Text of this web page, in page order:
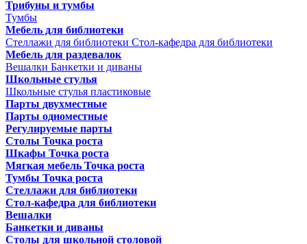
Трибуны и тумбы
Тумбы
Мебель для библиотеки
Стеллажи для библиотеки Стол-кафедра для библиотеки
Мебель для раздевалок
Вешалки Банкетки и диваны
Школьные стулья
Школьные стулья пластиковые
Парты двухместные
Парты одноместные
Регулируемые парты
Столы Точка роста
Шкафы Точка роста
Мягкая мебель Точка роста
Тумбы Точка роста
Стеллажи для библиотеки
Стол-кафедра для библиотеки
Вешалки
Банкетки и диваны
Столы для школьной столовой